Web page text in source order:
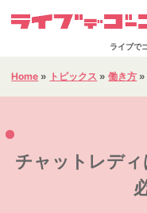
ライブで
お仕
Home » トピックス » 働き方 »
チャットレデ